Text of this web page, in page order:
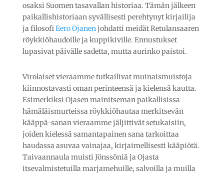
osaksi Suomen tasavallan historiaa. Tämän jälkeen
paikallishistoriaan syvällisesti perehtynyt kirjailija
ja filosofiEero Ojanenjohdatti meidät Retulansaaren
röykkiöhaudoille ja kuppikiville. Ennustukset
lupasivat päivälle sadetta, mutta aurinko paistoi.
Virolaiset vieraamme tutkailivat muinaismuistoja
kiinnostavasti oman perinteensä ja kielensä kautta.
Esimerkiksi Ojasen mainitseman paikallisissa
hämäläismurteissa röykkiöhautaa merkitsevän
kääppä-sanan vieraamme jäljittivät setukaisiin,
joiden kielessä samantapainen sana tarkoittaa
haudassa asuvaa vainajaa, kirjaimellisesti kääpiötä.
Taivaannaula muisti Jönssöniä ja Ojasta
itsevalmistetuilla marjamehuille, salvoilla ja muilla